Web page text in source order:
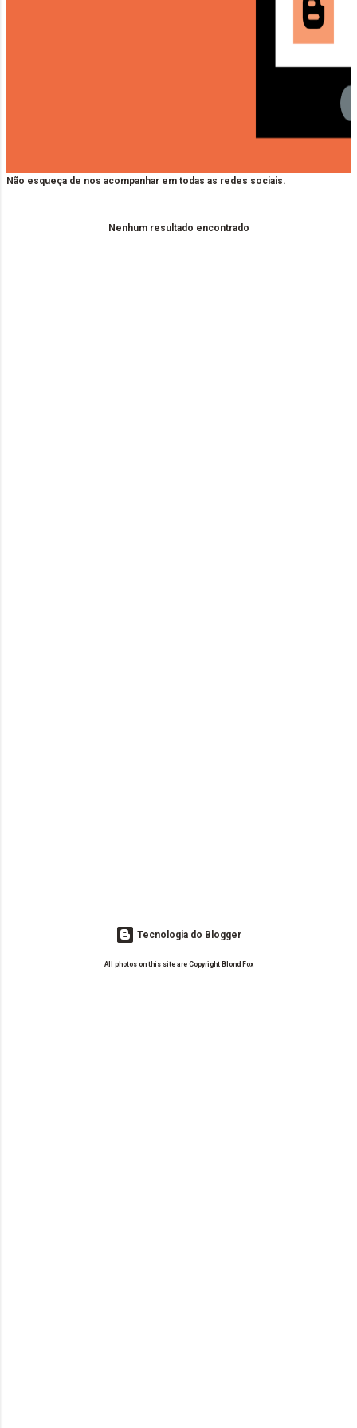
Não esqueça de nos acompanhar em todas as redes sociais.
Nenhum resultado encontrado
Tecnologia do Blogger
All photos on this site are Copyright Blond Fox